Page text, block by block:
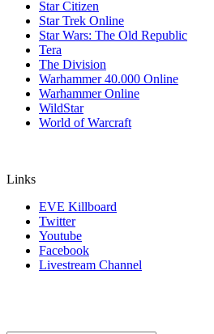
Star Citizen
Star Trek Online
Star Wars: The Old Republic
Tera
The Division
Warhammer 40.000 Online
Warhammer Online
WildStar
World of Warcraft
Links
EVE Killboard
Twitter
Youtube
Facebook
Livestream Channel